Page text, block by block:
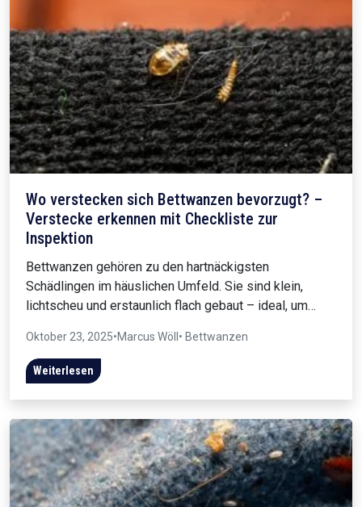
Wo verstecken sich Bettwanzen bevorzugt? –
Verstecke erkennen mit Checkliste zur
Inspektion
Bettwanzen gehören zu den hartnäckigsten
Schädlingen im häuslichen Umfeld. Sie sind klein,
lichtscheu und erstaunlich flach gebaut – ideal, um…
Oktober 23, 2025•Marcus Wöll • Bettwanzen
Weiterlesen